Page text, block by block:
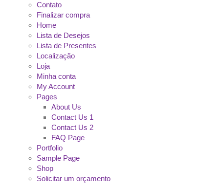
Contato
Finalizar compra
Home
Lista de Desejos
Lista de Presentes
Localização
Loja
Minha conta
My Account
Pages
About Us
Contact Us 1
Contact Us 2
FAQ Page
Portfolio
Sample Page
Shop
Solicitar um orçamento